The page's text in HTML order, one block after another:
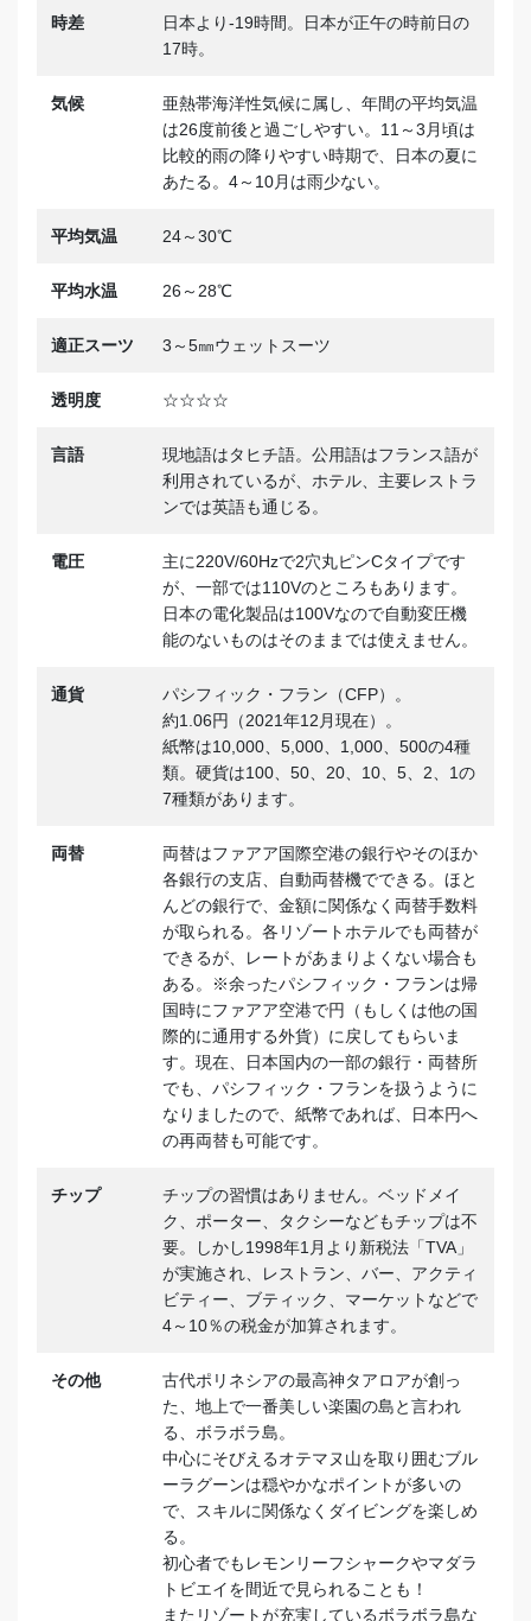
時差
日本より-19時間。日本が正午の時前日の
17時。
気候
亜熱帯海洋性気候に属し、年間の平均気温
は26度前後と過ごしやすい。11～3月頃は
比較的雨の降りやすい時期で、日本の夏に
あたる。4～10月は雨少ない。
平均気温 24～30℃
平均水温 26～28℃
適正スーツ 3～5㎜ウェットスーツ
透明度 ☆☆☆☆
言語
現地語はタヒチ語。公用語はフランス語が
利用されているが、ホテル、主要レストラ
ンでは英語も通じる。
電圧
主に220V/60Hzで2穴丸ピンCタイプです
が、一部では110Vのところもあります。
日本の電化製品は100Vなので自動変圧機
能のないものはそのままでは使えません。
通貨
パシフィック・フラン（CFP）。
約1.06円（2021年12月現在）。
紙幣は10,000、5,000、1,000、500の4種
類。硬貨は100、50、20、10、5、2、1の
7種類があります。
両替
両替はファアア国際空港の銀行やそのほか
各銀行の支店、自動両替機でできる。ほと
んどの銀行で、金額に関係なく両替手数料
が取られる。各リゾートホテルでも両替が
できるが、レートがあまりよくない場合も
ある。※余ったパシフィック・フランは帰
国時にファアア空港で円（もしくは他の国
際的に通用する外貨）に戻してもらいま
す。現在、日本国内の一部の銀行・両替所
でも、パシフィック・フランを扱うように
なりましたので、紙幣であれば、日本円へ
の再両替も可能です。
チップ
チップの習慣はありません。ベッドメイ
ク、ポーター、タクシーなどもチップは不
要。しかし1998年1月より新税法「TVA」
が実施され、レストラン、バー、アクティ
ビティー、ブティック、マーケットなどで
4～10％の税金が加算されます。
その他
古代ポリネシアの最高神タアロアが創っ
た、地上で一番美しい楽園の島と言われ
る、ボラボラ島。
中心にそびえるオテマヌ山を取り囲むブル
ーラグーンは穏やかなポイントが多いの
で、スキルに関係なくダイビングを楽しめ
る。
初心者でもレモンリーフシャークやマダラ
トビエイを間近で見られることも！
またリゾートが充実しているボラボラ島な